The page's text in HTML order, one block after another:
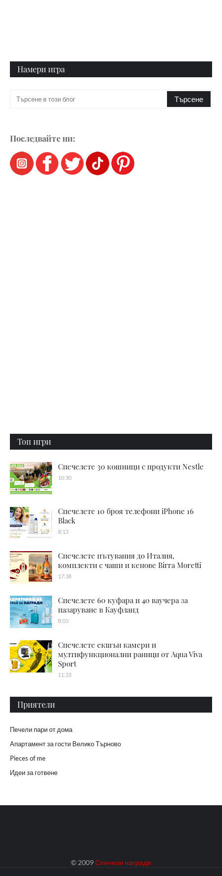
Намери игра
Последвайте ни:
Топ игри
Спечелете 30 кошници с продукти Nestle
10:30
Спечелете 10 броя телефони iPhone 16
Black
8:13
Спечелете пътувания до Италия,
комплекти с чаши и кенове Birra Moretti
17:38
Спечелете 60 куфара и 40 ваучера за
пазаруване в Кауфланд
8:03
Спечелете екшън камери и
мултифункционални раници от Aqua Viva
Sport
11:33
Приятели
Печели пари от дома
Апартамент за гости Велико Търново
Pieces of me
Идеи за готвене
© 2009Спечели награди